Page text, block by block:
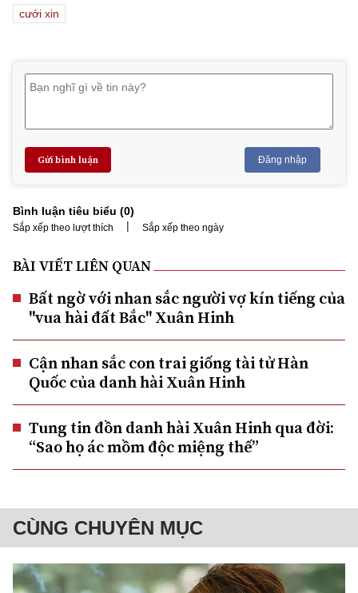
cưới xin
Gửi bình luận Đăng nhập
Bình luận tiêu biểu (0)
Sắp xếp theo lượt thích | Sắp xếp theo ngày
BÀI VIẾT LIÊN QUAN
Bất ngờ với nhan sắc người vợ kín tiếng của
"vua hài đất Bắc" Xuân Hinh
Cận nhan sắc con trai giống tài tử Hàn
Quốc của danh hài Xuân Hinh
Tung tin đồn danh hài Xuân Hinh qua đời:
“Sao họ ác mồm độc miệng thế”
CÙNG CHUYÊN MỤC